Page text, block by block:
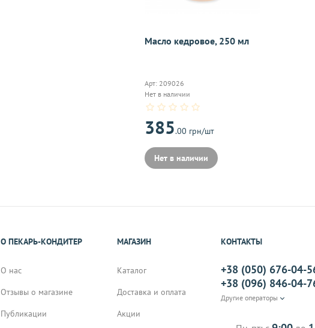
Масло кедровое, 250 мл
Арт: 209026
Нет в наличии
385.00 грн/шт
Нет в наличии
О ПЕКАРЬ-КОНДИТЕР
О нас
Отзывы о магазине
Публикации
МАГАЗИН
Каталог
Доставка и оплата
Акции
КОНТАКТЫ
+38 (050) 676-04-
+38 (096) 846-04-
Другие операторы